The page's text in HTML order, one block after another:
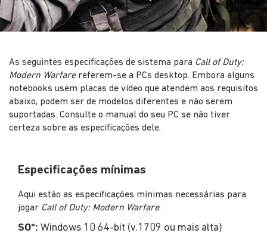
As seguintes especificações de sistema para Call of Duty:
Modern Warfarereferem-se a PCs desktop. Embora alguns
notebooks usem placas de vídeo que atendem aos requisitos
abaixo, podem ser de modelos diferentes e não serem
suportadas. Consulte o manual do seu PC se não tiver
certeza sobre as especificações dele.
Especificações mínimas
Aqui estão as especificações mínimas necessárias para
jogar Call of Duty: Modern Warfare:
SO*: Windows 10 64-bit (v.1709 ou mais alta)